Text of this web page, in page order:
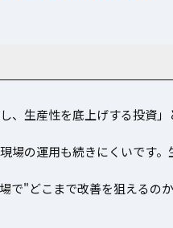
生産性を底上げする投資
の運用も続きにくいです
で"どこまで改善を狙えるの